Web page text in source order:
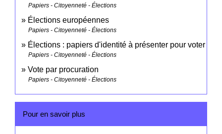
Papiers - Citoyenneté - Élections
Élections européennes
Papiers - Citoyenneté - Élections
Élections : papiers d'identité à présenter pour voter
Papiers - Citoyenneté - Élections
Vote par procuration
Papiers - Citoyenneté - Élections
Pour en savoir plus